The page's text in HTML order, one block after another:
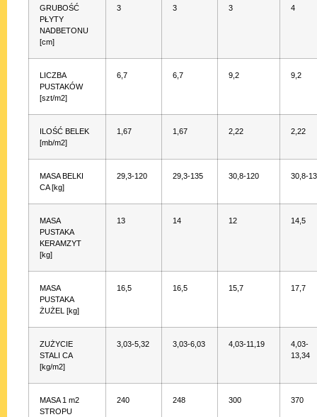
GRUBOŚĆ
PŁYTY
NADBETONU
[cm]
3 3 3 4
LICZBA
PUSTAKÓW
[szt/m2]
6,7 6,7 9,2 9,2
ILOŚĆ BELEK
[mb/m2]
1,67 1,67 2,22 2,22
MASA BELKI
CA [kg]
29,3-120 29,3-135 30,8-120 30,8-
MASA
PUSTAKA
KERAMZYT
[kg]
13 14 12 14,5
MASA
PUSTAKA
ŻUŻEL [kg]
16,5 16,5 15,7 17,7
ZUŻYCIE
STALI CA
[kg/m2]
3,03-5,32 3,03-6,03 4,03-11,19
4,03-
13,34
MASA 1 m2
STROPU
240 248 300 370